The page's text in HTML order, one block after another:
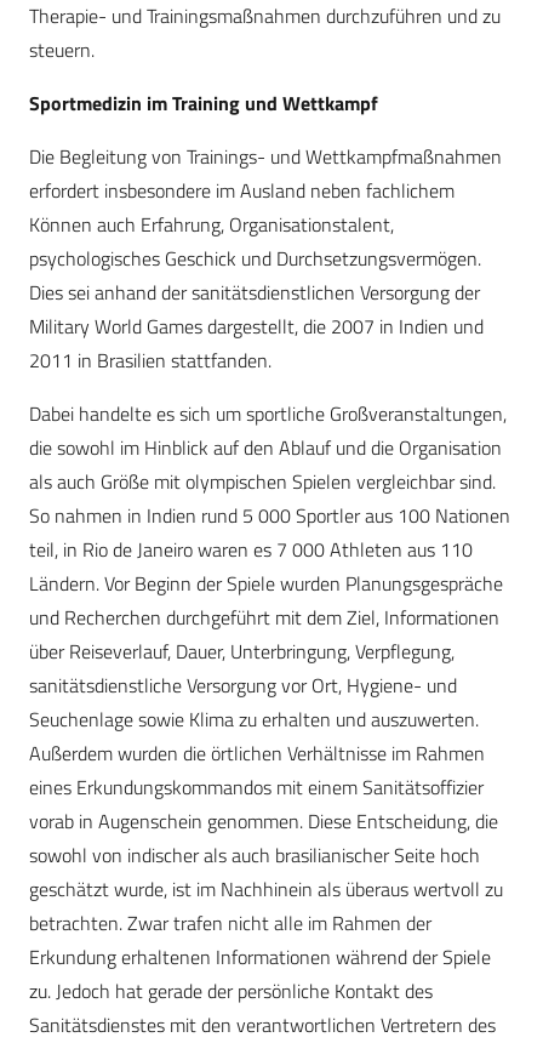
Therapie- und Trainingsmaßnahmen durchzuführen und zu
steuern.
Sportmedizin im Training und Wettkampf
Die Begleitung von Trainings- und Wettkampfmaßnahmen
erfordert insbesondere im Ausland neben fachlichem
Können auch Erfahrung, Organisationstalent,
psychologisches Geschick und Durchsetzungsvermögen.
Dies sei anhand der sanitätsdienstlichen Versorgung der
Military World Games dargestellt, die 2007 in Indien und
2011 in Brasilien stattfanden.
Dabei handelte es sich um sportliche Großveranstaltungen,
die sowohl im Hinblick auf den Ablauf und die Organisation
als auch Größe mit olympischen Spielen vergleichbar sind.
So nahmen in Indien rund 5 000 Sportler aus 100 Nationen
teil, in Rio de Janeiro waren es 7 000 Athleten aus 110
Ländern. Vor Beginn der Spiele wurden Planungsgespräche
und Recherchen durchgeführt mit dem Ziel, Informationen
über Reiseverlauf, Dauer, Unterbringung, Verpflegung,
sanitätsdienstliche Versorgung vor Ort, Hygiene- und
Seuchenlage sowie Klima zu erhalten und auszuwerten.
Außerdem wurden die örtlichen Verhältnisse im Rahmen
eines Erkundungskommandos mit einem Sanitätsoffizier
vorab in Augenschein genommen. Diese Entscheidung, die
sowohl von indischer als auch brasilianischer Seite hoch
geschätzt wurde, ist im Nachhinein als überaus wertvoll zu
betrachten. Zwar trafen nicht alle im Rahmen der
Erkundung erhaltenen Informationen während der Spiele
zu. Jedoch hat gerade der persönliche Kontakt des
Sanitätsdienstes mit den verantwortlichen Vertretern des